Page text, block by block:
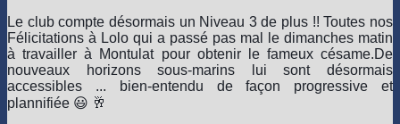
Le club compte désormais un Niveau 3 de plus !! Toutes nos
Félicitations à Lolo qui a passé pas mal le dimanches matin
à travailler à Montulat pour obtenir le fameux césame.De
nouveaux horizons sous-marins lui sont désormais
accessibles ... bien-entendu de façon progressive et
plannifiée 😃 🥂